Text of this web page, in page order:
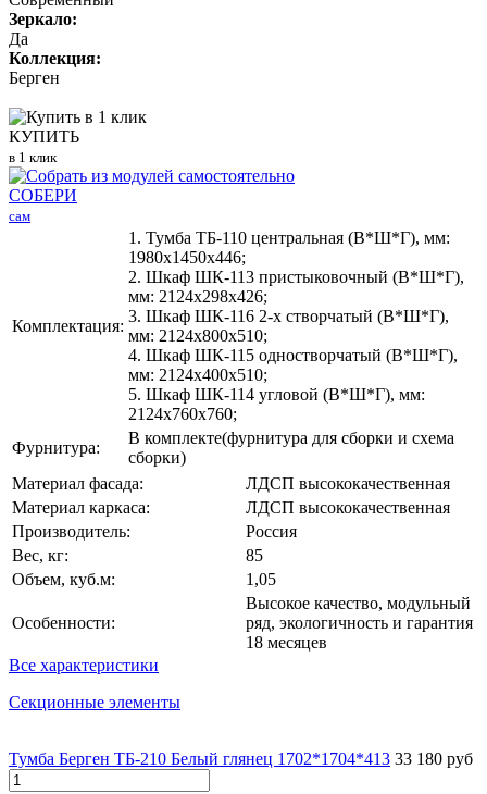
Зеркало:
Да
Коллекция:
Берген
КУПИТЬ
в 1 клик
СОБЕРИ
сам
Комплектация:
1. Тумба ТБ-110 центральная (В*Ш*Г), мм:
1980х1450х446;
2. Шкаф ШК-113 пристыковочный (В*Ш*Г),
мм: 2124х298х426;
3. Шкаф ШК-116 2-х створчатый (В*Ш*Г),
мм: 2124х800х510;
4. Шкаф ШК-115 одностворчатый (В*Ш*Г),
мм: 2124х400х510;
5. Шкаф ШК-114 угловой (В*Ш*Г), мм:
2124х760х760;
Фурнитура:
В комплекте(фурнитура для сборки и схема
сборки)
Материал фасада:
ЛДСП высококачественная
Материал каркаса:
ЛДСП высококачественная
Производитель:
Россия
Вес, кг:
85
Объем, куб.м:
1,05
Особенности:
Высокое качество, модульный
ряд, экологичность и гарантия
18 месяцев
Все характеристики
Секционные элементы
Тумба Берген ТБ-210 Белый глянец 1702*1704*413 33 180 руб